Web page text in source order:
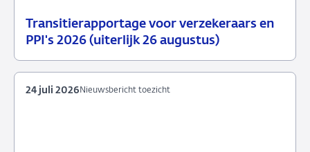
Transitierapportage voor verzekeraars en
PPI's 2026 (uiterlijk 26 augustus)
29
Nieuwsbericht
Nieuwsbericht toezicht
24 juli 2026